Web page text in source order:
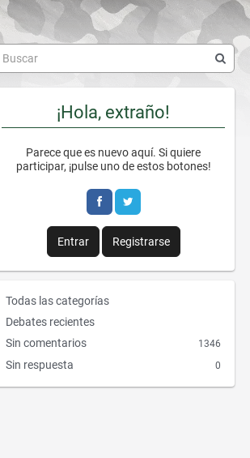
¡Hola, extraño!
Parece que es nuevo aquí. Si quiere
participar, ¡pulse uno de estos botones!
Entrar Registrarse
E
n
a
c
e
Todas las categorías
Debates recientes
Sin comentarios
1346
Sin respuesta 0